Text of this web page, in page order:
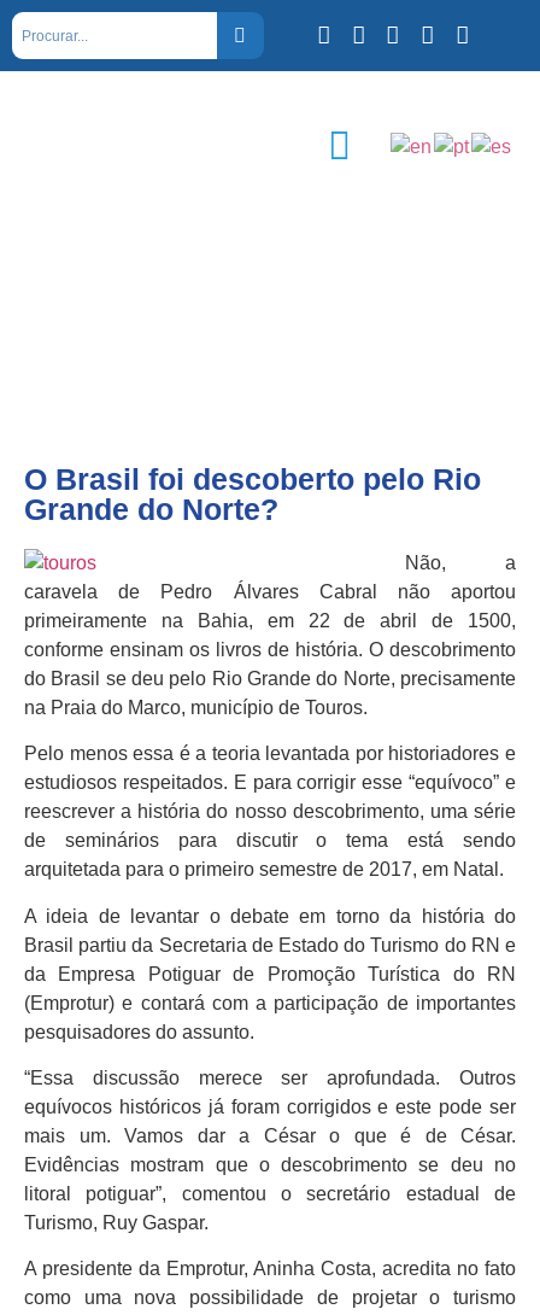
O Brasil foi descoberto pelo Rio
Grande do Norte?
Não, a
caravela de Pedro Álvares Cabral não aportou
primeiramente na Bahia, em 22 de abril de 1500,
conforme ensinam os livros de história. O descobrimento
do Brasil se deu pelo Rio Grande do Norte, precisamente
na Praia do Marco, município de Touros.
Pelo menos essa é a teoria levantada por historiadores e
estudiosos respeitados. E para corrigir esse “equívoco” e
reescrever a história do nosso descobrimento, uma série
de seminários para discutir o tema está sendo
arquitetada para o primeiro semestre de 2017, em Natal.
A ideia de levantar o debate em torno da história do
Brasil partiu da Secretaria de Estado do Turismo do RN e
da Empresa Potiguar de Promoção Turística do RN
(Emprotur) e contará com a participação de importantes
pesquisadores do assunto.
“Essa discussão merece ser aprofundada. Outros
equívocos históricos já foram corrigidos e este pode ser
mais um. Vamos dar a César o que é de César.
Evidências mostram que o descobrimento se deu no
litoral potiguar”, comentou o secretário estadual de
Turismo, Ruy Gaspar.
A presidente da Emprotur, Aninha Costa, acredita no fato
como uma nova possibilidade de projetar o turismo